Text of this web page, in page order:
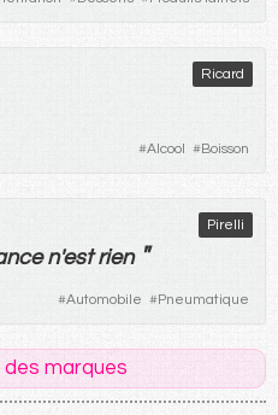
Ricard
#Alcool #Boisson
Pirelli
n'est rien "
#Automobile #Pneumatique
des marques